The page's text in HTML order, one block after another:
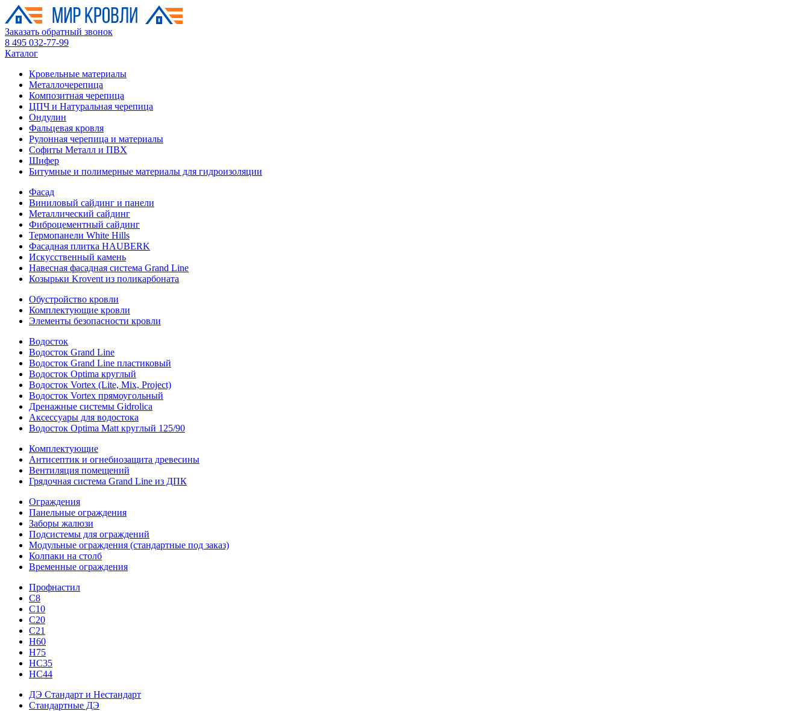
Заказать обратный звонок
8 495 032-77-99
Каталог
Кровельные материалы
Металлочерепица
Композитная черепица
ЦПЧ и Натуральная черепица
Ондулин
Фальцевая кровля
Рулонная черепица и материалы
Софиты Металл и ПВХ
Шифер
Битумные и полимерные материалы для гидроизоляции
Фасад
Виниловый сайдинг и панели
Металлический сайдинг
Фиброцементный сайдинг
Термопанели White Hills
Фасадная плитка HAUBERK
Искусственный камень
Навесная фасадная система Grand Line
Козырьки Krovent из поликарбоната
Обустройство кровли
Комплектующие кровли
Элементы безопасности кровли
Водосток
Водосток Grand Line
Водосток Grand Line пластиковый
Водосток Optima круглый
Водосток Vortex (Lite, Mix, Project)
Водосток Vortex прямоугольный
Дренажные системы Gidrolica
Аксессуары для водостока
Водосток Optima Matt круглый 125/90
Комплектующие
Антисептик и огнебиозащита древесины
Вентиляция помещений
Грядочная система Grand Line из ДПК
Ограждения
Панельные ограждения
Заборы жалюзи
Подсистемы для ограждений
Модульные ограждения (стандартные под заказ)
Колпаки на столб
Временные ограждения
Профнастил
С8
С10
С20
С21
H60
H75
HС35
НС44
ДЭ Стандарт и Нестандарт
Стандартные ДЭ